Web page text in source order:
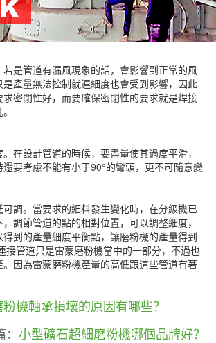
是管道有漏風現象的話，會影響到正常的風
產量無法控制就連細度也會受到影響，因此
密閉性好，而要確保密閉性的要求就是焊接
在設計管道的時候，要盡量使其過度平滑，
要考慮不能有小于90°的彎頭，更不可隨意變
調。當要求的細料發生變化時，在分級機已
調節管道的點的相對位置，可以調整細度，
到的產量細度平衡點，讓磨粉機的產量得到
接管道只是雷蒙磨粉機當中的一部分，不過也
因為雷蒙磨粉機產量的高低跟這些管道有著
機軸承損壞的原因有哪些？
小型礦石超細磨粉機哪個品牌好？